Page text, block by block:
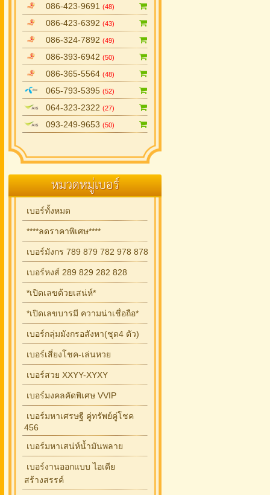
086-423-9691 (48)
086-423-6392 (43)
086-324-7892 (49)
086-393-6942 (50)
086-365-5564 (48)
065-793-5395 (52)
064-323-2322 (27)
093-249-9653 (50)
หมวดหมู่เบอร์
เบอร์ทั้งหมด
****ลดราคาพิเศษ****
เบอร์มังกร 789 879 782 978 878
เบอร์หงส์ 289 829 282 828
*เปิดเลขด้วยเสน่ห์*
*เปิดเลขบารมี ความน่าเชื่อถือ*
เบอร์กลุ่มมังกรอสังหา(ชุด4 ตัว)
เบอร์เสี่ยงโชค-เล่นหวย
เบอร์สวย XXYY-XYXY
เบอร์มงคลคัดพิเศษ VVIP
เบอร์มหาเศรษฐี คู่ทรัพย์คู่โชค
456
เบอร์มหาเสน่ห์น้ำมันพลาย
เบอร์งานออกแบบ ไอเดีย
สร้างสรรค์